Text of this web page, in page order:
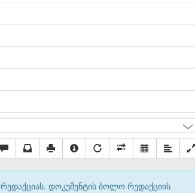
დოკუმენტის ბოლო რედაქციის